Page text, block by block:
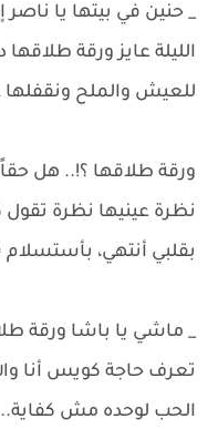
_ حنين في بيتها يا
الليلة عايز ورقة
للعيش والملح ونقفلها
ورقة طلاقها ؟!.. هل حقاً
نظرة عينيها نظرة
بقلبي أنتهي،
_ ماشي يا باشا ورقة
تعرف حاجة كويس أنا
الحب لوحده مش كفاية..